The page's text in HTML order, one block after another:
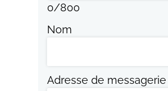
0/800
Nom
Adresse de messagerie